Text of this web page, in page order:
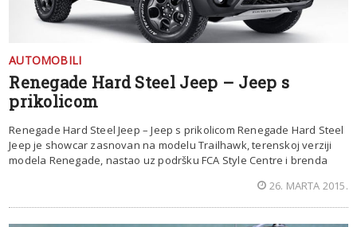
AUTOMOBILI
Renegade Hard Steel Jeep – Jeep s
prikolicom
Renegade Hard Steel Jeep – Jeep s prikolicom Renegade Hard Steel
Jeep je showcar zasnovan na modelu Trailhawk, terenskoj verziji
modela Renegade, nastao uz podršku FCA Style Centre i brenda
26. MARTA 2015.